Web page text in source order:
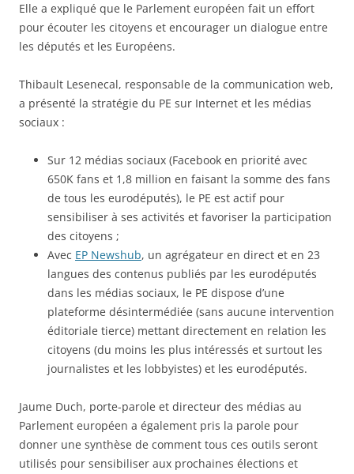
Elle a expliqué que le Parlement européen fait un effort
pour écouter les citoyens et encourager un dialogue entre
les députés et les Européens.
Thibault Lesenecal, responsable de la communication web,
a présenté la stratégie du PE sur Internet et les médias
sociaux :
Sur 12 médias sociaux (Facebook en priorité avec
650K fans et 1,8 million en faisant la somme des fans
de tous les eurodéputés), le PE est actif pour
sensibiliser à ses activités et favoriser la participation
des citoyens ;
Avec EP Newshub, un agrégateur en direct et en 23
langues des contenus publiés par les eurodéputés
dans les médias sociaux, le PE dispose d’une
plateforme désintermédiée (sans aucune intervention
éditoriale tierce) mettant directement en relation les
citoyens (du moins les plus intéressés et surtout les
journalistes et les lobbyistes) et les eurodéputés.
Jaume Duch, porte-parole et directeur des médias au
Parlement européen a également pris la parole pour
donner une synthèse de comment tous ces outils seront
utilisés pour sensibiliser aux prochaines élections et